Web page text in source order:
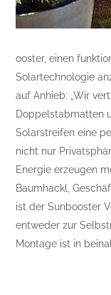
ooster, einen
Solartechnologie
auf Anhieb: „Wir
Doppelstabmatten
Solarstreifen eine
nicht nur
Energie erzeugen
Baumhackl,
ist der Sunbooster
entweder zur
Montage ist in